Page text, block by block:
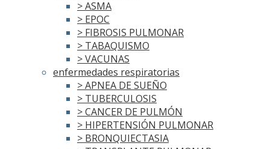
> ASMA
> EPOC
> FIBROSIS PULMONAR
> TABAQUISMO
> VACUNAS
enfermedades respiratorias
> APNEA DE SUEÑO
> TUBERCULOSIS
> CANCER DE PULMÓN
> HIPERTENSIÓN PULMONAR
> BRONQUIECTASIA